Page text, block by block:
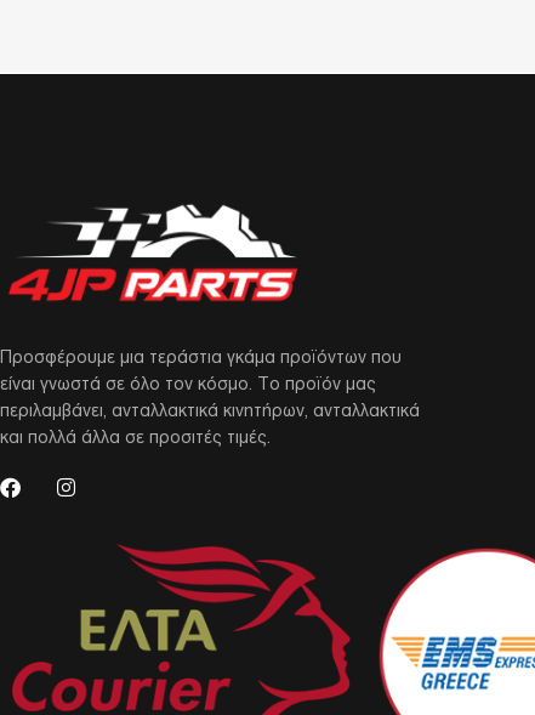
Προσφέρουμε μια τεράστια γκάμα προϊόντων που
είναι γνωστά σε όλο τον κόσμο. Το προϊόν μας
περιλαμβάνει, ανταλλακτικά κινητήρων, ανταλλακτικά
και πολλά άλλα σε προσιτές τιμές.